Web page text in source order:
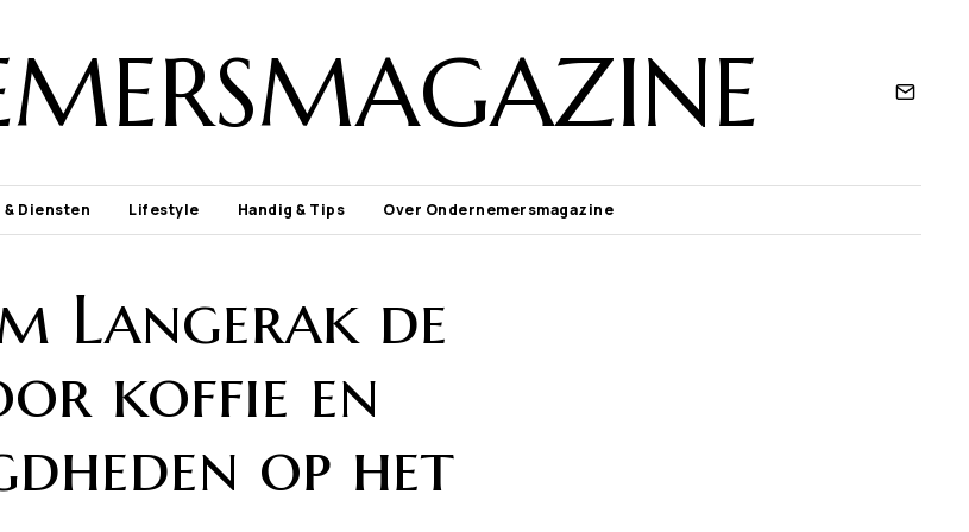
Diensten Lifestyle Handig & Tips Over Ondernemersmagazine
Langerak de
koffie en
op het